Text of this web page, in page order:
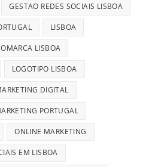
GESTAO REDES SOCIAIS LISBOA
LISBOA
LISBOA
LOGOTIPO LISBOA
DIGITAL
PORTUGAL
ONLINE MARKETING
EM LISBOA